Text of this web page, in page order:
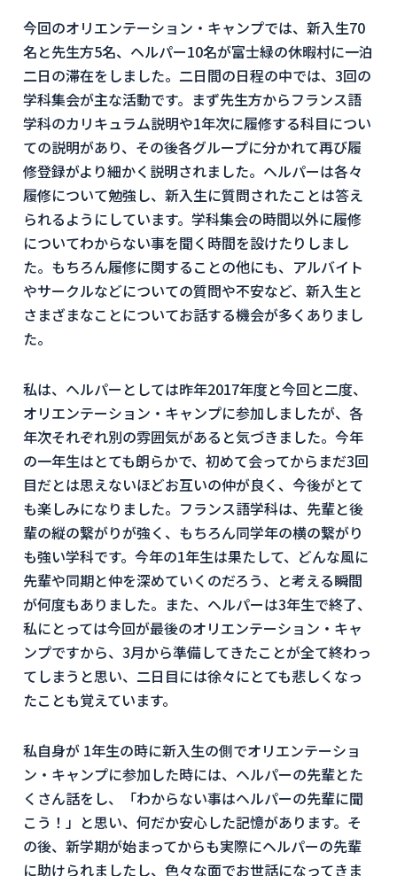
今回のオリエンテーション・キャンプでは、新入生70
名と先生方5名、ヘルパー10名が富士緑の休暇村に一泊
二日の滞在をしました。二日間の日程の中では、3回の
学科集会が主な活動です。まず先生方からフランス語
学科のカリキュラム説明や1年次に履修する科目につい
ての説明があり、その後各グループに分かれて再び履
修登録がより細かく説明されました。ヘルパーは各々
履修について勉強し、新入生に質問されたことは答え
られるようにしています。学科集会の時間以外に履修
についてわからない事を聞く時間を設けたりしまし
た。もちろん履修に関することの他にも、アルバイト
やサークルなどについての質問や不安など、新入生と
さまざまなことについてお話する機会が多くありまし
た。
私は、ヘルパーとしては昨年2017年度と今回と二度、
オリエンテーション・キャンプに参加しましたが、各
年次それぞれ別の雰囲気があると気づきました。今年
の一年生はとても朗らかで、初めて会ってからまだ3回
目だとは思えないほどお互いの仲が良く、今後がとて
も楽しみになりました。フランス語学科は、先輩と後
輩の縦の繋がりが強く、もちろん同学年の横の繋がり
も強い学科です。今年の1年生は果たして、どんな風に
先輩や同期と仲を深めていくのだろう、と考える瞬間
が何度もありました。また、ヘルパーは3年生で終了、
私にとっては今回が最後のオリエンテーション・キャ
ンプですから、3月から準備してきたことが全て終わっ
てしまうと思い、二日目には徐々にとても悲しくなっ
たことも覚えています。
私自身が 1年生の時に新入生の側でオリエンテーショ
ン・キャンプに参加した時には、ヘルパーの先輩とた
くさん話をし、「わからない事はヘルパーの先輩に聞
こう！」と思い、何だか安心した記憶があります。そ
の後、新学期が始まってからも実際にヘルパーの先輩
に助けられましたし、色々な面でお世話になってきま